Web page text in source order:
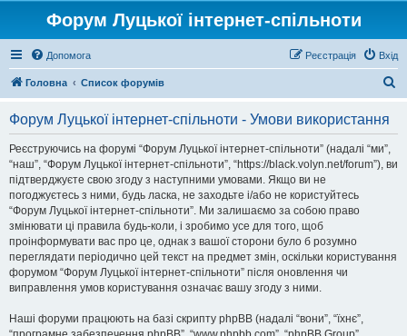
Форум Луцької інтернет-спільноти
Допомога Вхід
Реєстрація
Головна Список форумів
Форум Луцької інтернет-спільноти - Умови використання
Реєструючись на форумі “Форум Луцької інтернет-спільноти” (надалі “ми”,
“наш”, “Форум Луцької інтернет-спільноти”, “https://black.volyn.net/forum”), ви
підтверджуєте свою згоду з наступними умовами. Якщо ви не
погоджуєтесь з ними, будь ласка, не заходьте і/або не користуйтесь
“Форум Луцької інтернет-спільноти”. Ми залишаємо за собою право
змінювати ці правила будь-коли, і зробимо усе для того, щоб
проінформувати вас про це, однак з вашої сторони було б розумно
переглядати періодично цей текст на предмет змін, оскільки користування
форумом “Форум Луцької інтернет-спільноти” після оновлення чи
виправлення умов користування означає вашу згоду з ними.
Наші форуми працюють на базі скрипту phpBB (надалі “вони”, “їхнє”,